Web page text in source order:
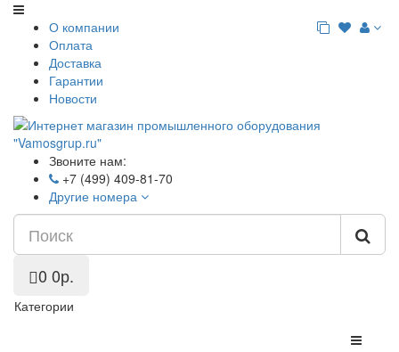
О компании
Оплата
Доставка
Гарантии
Новости
Звоните нам:
+7 (499) 409-81-70
Другие номера
0 0р.
Категории